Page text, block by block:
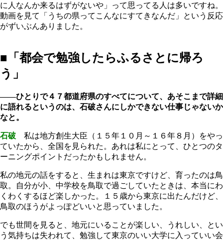
に人なんか来るはずがないや」って思ってる人は多いですね。
動画を見て「うちの県ってこんなにすてきなんだ」という反応
がずいぶんありました。
■「都会で勉強したらふるさとに帰ろ
う」
――ひとりで４７都道府県のすべてについて、あそこまで詳細
に語れるというのは、石破さんにしかできない仕事じゃないか
なと。
石破 私は地方創生大臣（１５年１０月～１６年８月）をやっ
ていたから、全国を見られた。あれは私にとって、ひとつのタ
ーニングポイントだったかもしれません。
私の地元の話をすると、生まれは東京ですけど、育ったのは鳥
取。自分が小、中学校を鳥取で過ごしていたときは、本当にわ
くわくするほど楽しかった。１５歳から東京に出たんだけど、
鳥取のほうがよっぽどいいと思っていました。
でも世間を見ると、地元にいることが楽しい、うれしい、とい
う気持ちは失われて、勉強して東京のいい大学に入っていい会